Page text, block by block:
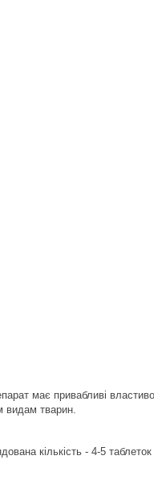
має привабливі
видам тварин.
кількість - 4-5